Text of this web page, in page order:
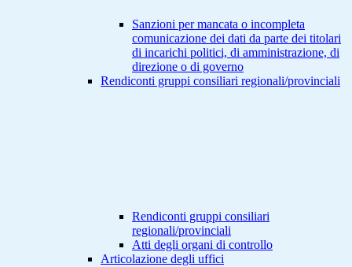
Sanzioni per mancata o incompleta
comunicazione dei dati da parte dei titolari
di incarichi politici, di amministrazione, di
direzione o di governo
Rendiconti gruppi consiliari regionali/provinciali
Rendiconti gruppi consiliari
regionali/provinciali
Atti degli organi di controllo
Articolazione degli uffici